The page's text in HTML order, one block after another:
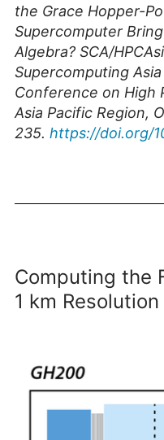
the Grace Hopper-
Supercomputer
Algebra? SCA/
Supercomputing
Conference on High
Asia Pacific Region,
235. https://doi.org/
Computing the
1 km Resolution